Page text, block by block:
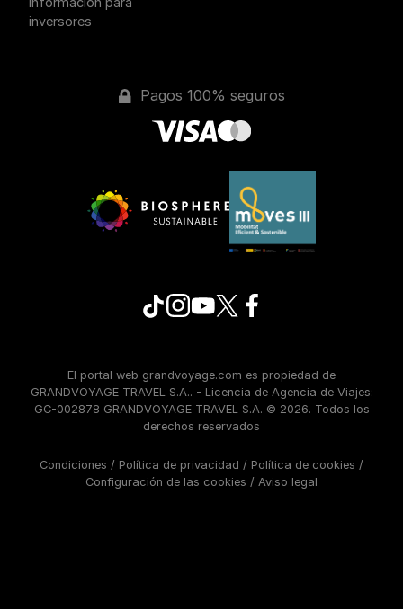
inversores
Pagos 100% seguros
El portal web grandvoyage.com es propiedad de
GRANDVOYAGE TRAVEL S.A.. - Licencia de Agencia de Viajes:
GC-002878 GRANDVOYAGE TRAVEL S.A. © 2026. Todos los
derechos reservados
Condiciones / Política de privacidad / Política de cookies /
Configuración de las cookies / Aviso legal